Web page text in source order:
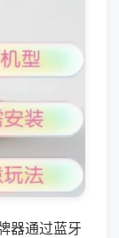
器通过蓝牙